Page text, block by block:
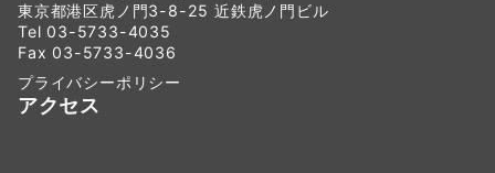
東京都港区虎ノ門3-8-25 近鉄虎ノ門ビル
Tel 03-5733-4035
Fax 03-5733-4036
プライバシーポリシー
アクセス